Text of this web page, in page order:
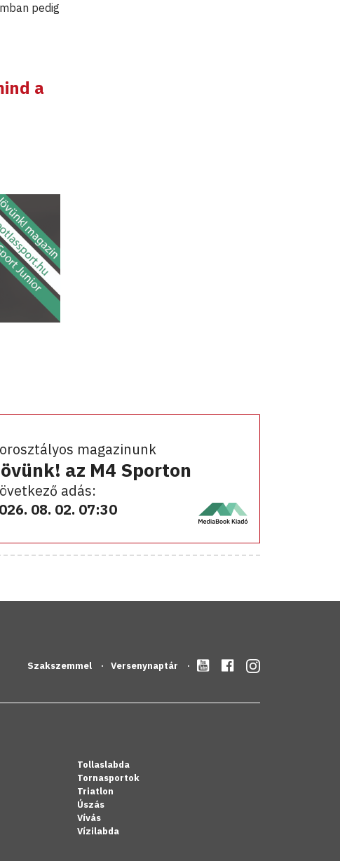
pedig
a
magazinunk
az M4 Sporton
adás:
08. 02. 07:30
Szakszemmel Versenynaptár
Tollaslabda
Tornasportok
Triatlon
Úszás
Vívás
Vízilabda